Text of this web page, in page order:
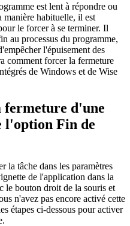
est lent à répondre ou
manière habituelle, il est
le forcer à se terminer. Il
au processus du programme,
l'épuisement des
comment forcer la fermeture
de Windows et de Wise
fermeture d'une
l'option Fin de
la tâche dans les paramètres
de l'application dans la
le bouton droit de la souris et
n'avez pas encore activé cette
étapes ci-dessous pour activer